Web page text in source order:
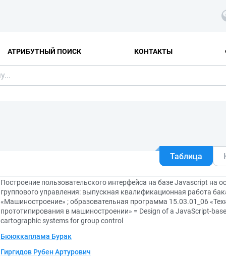
АТРИБУТНЫЙ ПОИСК КОНТАКТЫ
Таблица
Построение пользовательского интерфейса на базе Javascript на
группового управления: выпускная квалификационная работа
«Машиностроение» ; образовательная программа 15.03.01_06
прототипирования в машиностроении» = Design of a JavaScript-
cartographic systems for group control
Бююккаплама Бурак
Гиргидов Рубен Артурович